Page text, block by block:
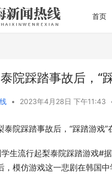
首页
院踩踏事故后，“
• 2023年4月28日 下午11:43
泰院踩踏事故后，“踩踏游戏
生流行起梨泰院踩踏游戏#
，模仿游戏这一悲剧在韩国
从